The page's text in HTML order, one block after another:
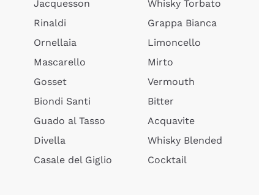
Jacquesson
Rinaldi
Ornellaia
Mascarello
Gosset
Biondi Santi
Guado al Tasso
Divella
Casale del Giglio
Whisky Torbato
Grappa Bianca
Limoncello
Mirto
Vermouth
Bitter
Acquavite
Whisky Blended
Cocktail